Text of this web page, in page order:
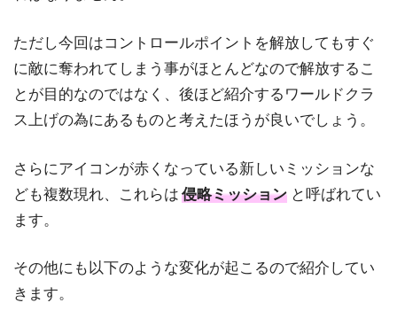
ただし今回はコントロールポイントを解放してもすぐ
に敵に奪われてしまう事がほとんどなので解放するこ
とが目的なのではなく、後ほど紹介するワールドクラ
ス上げの為にあるものと考えたほうが良いでしょう。
さらにアイコンが赤くなっている新しいミッションな
ども複数現れ、これらは 侵略ミッション と呼ばれてい
ます。
その他にも以下のような変化が起こるので紹介してい
きます。